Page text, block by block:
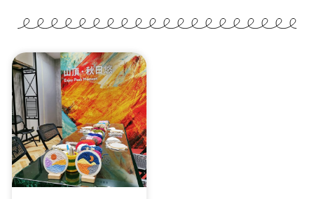
重新入針時的方向
橢圓形開針教學